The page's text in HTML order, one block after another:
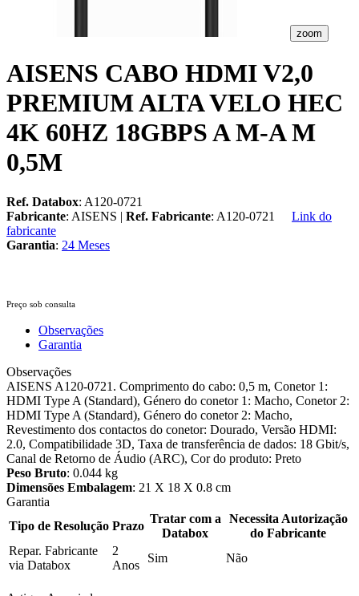
zoom
AISENS CABO HDMI V2,0
PREMIUM ALTA VELO HEC
4K 60HZ 18GBPS A M-A M
0,5M
Ref. Databox: A120-0721
Fabricante: AISENS | Ref. Fabricante: A120-0721
Link do
fabricante
Garantia: 24 Meses
Preço sob consulta
Observações
Garantia
Observações
AISENS A120-0721. Comprimento do cabo: 0,5 m, Conetor 1:
HDMI Type A (Standard), Género do conetor 1: Macho, Conetor 2:
HDMI Type A (Standard), Género do conetor 2: Macho,
Revestimento dos contactos do conetor: Dourado, Versão HDMI:
2.0, Compatibilidade 3D, Taxa de transferência de dados: 18 Gbit/s,
Canal de Retorno de Áudio (ARC), Cor do produto: Preto
Peso Bruto: 0.044 kg
Dimensões Embalagem: 21 X 18 X 0.8 cm
Garantia
Tipo de Resolução Prazo
Tratar com a
Databox
Necessita Autorização
do Fabricante
Repar. Fabricante
via Databox
2
Anos
Sim Não